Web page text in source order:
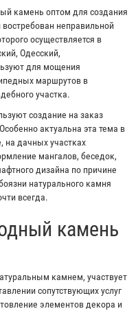
камень оптом для создания
неправильной
осуществляется в
Одесский,
для мощения
маршрутов в
участка.
создание на заказ
актуальна эта тема в
на дачных участках
мангалов, беседок,
дизайна по причине
натурального камня
всегда.
камень
камнем, участвует
сопутствующих услуг
элементов декора и